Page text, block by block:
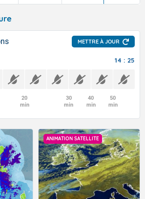
METTRE À JOUR
14 : 25
20
min
30
min
40
min
50
min
ANIMATION SATELLITE